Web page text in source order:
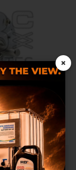
GE Z30/20 HD
und
ein
und
×